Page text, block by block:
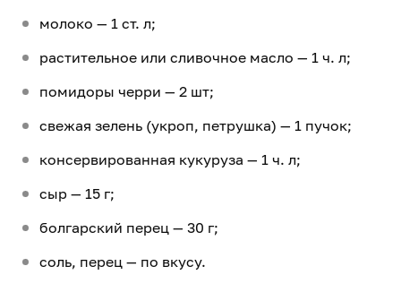
молоко — 1 ст. л;
растительное или сливочное масло — 1 ч. л;
помидоры черри — 2 шт;
свежая зелень (укроп, петрушка) — 1 пучок;
консервированная кукуруза — 1 ч. л;
сыр — 15 г;
болгарский перец — 30 г;
соль, перец — по вкусу.